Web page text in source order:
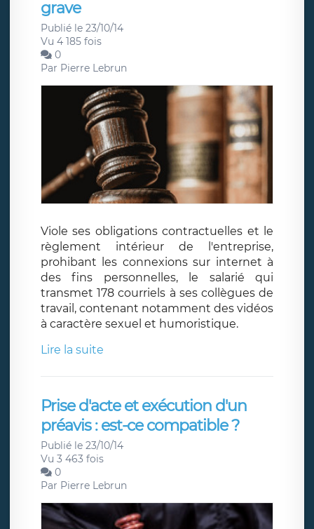
grave
Publié le 23/10/14
Vu 4 185 fois
0
Par Pierre Lebrun
Viole ses obligations contractuelles et le
règlement intérieur de l'entreprise,
prohibant les connexions sur internet à
des fins personnelles, le salarié qui
transmet 178 courriels à ses collègues de
travail, contenant notamment des vidéos
à caractère sexuel et humoristique.
Lire la suite
Prise d'acte et exécution d'un
préavis : est-ce compatible ?
Publié le 23/10/14
Vu 3 463 fois
0
Par Pierre Lebrun